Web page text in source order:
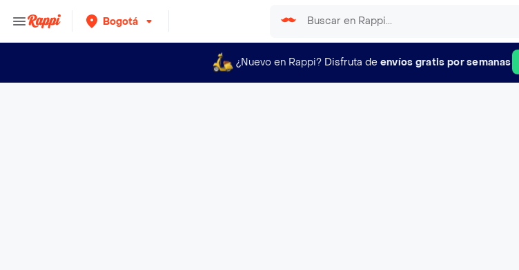
Bogotá
¿Nuevo en Rappi? Disfruta de envíos gratis por semanas